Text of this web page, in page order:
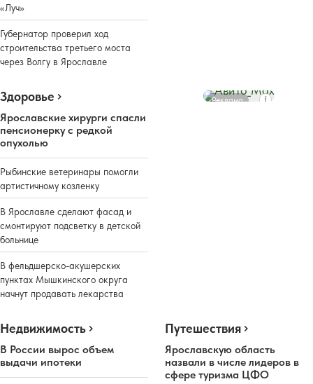
«Луч»
Губернатор проверил ход
строительства третьего моста
через Волгу в Ярославле
Здоровье
Ярославские хирурги спасли
пенсионерку с редкой
опухолью
Рыбинские ветеринары помогли
артистичному козленку
В Ярославле сделают фасад и
смонтируют подсветку в детской
больнице
В фельдшерско-акушерских
пунктах Мышкинского округа
начнут продавать лекарства
Реклама
Недвижимость
В России вырос объем
выдачи ипотеки
Путешествия
Ярославскую область
назвали в числе лидеров в
сфере туризма ЦФО